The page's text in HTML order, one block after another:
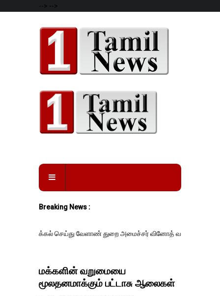
--> -->
Breaking News :
செய்து வேளாண் துறை அமைச்சர் வினோத் வாசித்து வருகிறார். �.
மக்களின் வறுமையை
மூலதனமாக்கும் பட்டாசு ஆலைகள்